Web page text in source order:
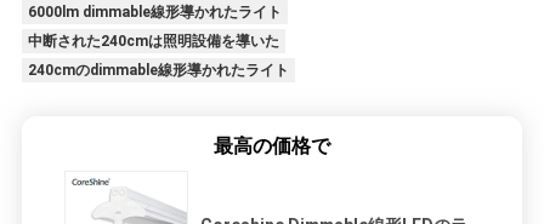
6000lm dimmable線形導かれたライト
中断された240cmは照明設備を導いた
240cmのdimmable線形導かれたライト
最高の価格で